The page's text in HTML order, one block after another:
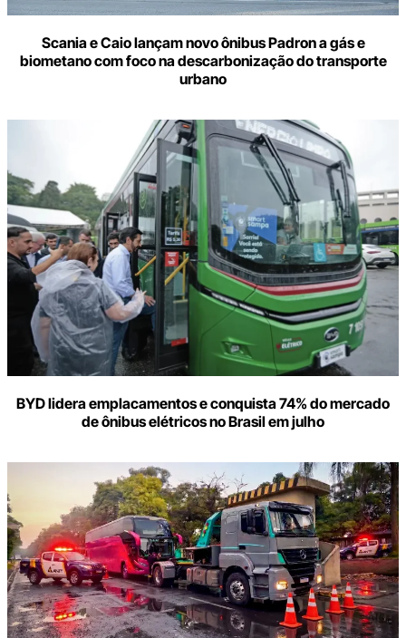
Scania e Caio lançam novo ônibus Padron a gás e
biometano com foco na descarbonização do transporte
urbano
BYD lidera emplacamentos e conquista 74% do mercado
de ônibus elétricos no Brasil em julho